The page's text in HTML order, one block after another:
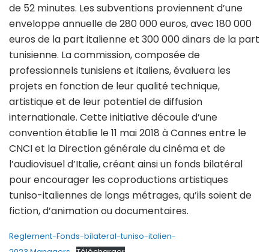
de 52 minutes. Les subventions proviennent d’une
enveloppe annuelle de 280 000 euros, avec 180 000
euros de la part italienne et 300 000 dinars de la part
tunisienne. La commission, composée de
professionnels tunisiens et italiens, évaluera les
projets en fonction de leur qualité technique,
artistique et de leur potentiel de diffusion
internationale. Cette initiative découle d’une
convention établie le 11 mai 2018 à Cannes entre le
CNCI et la Direction générale du cinéma et de
l’audiovisuel d’Italie, créant ainsi un fonds bilatéral
pour encourager les coproductions artistiques
tuniso-italiennes de longs métrages, qu’ils soient de
fiction, d’animation ou documentaires.
Reglement-Fonds-bilateral-tuniso-italien-